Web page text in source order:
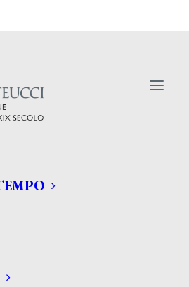
/ Educarsi
più ricchi